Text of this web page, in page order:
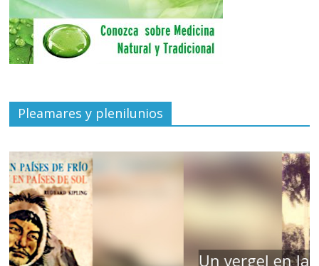
Pleamares y plenilunios
Un vergel en las nieblas de la